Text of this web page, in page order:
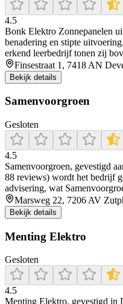
4.5
Bonk Elektro Zonnepanelen
benadering en stipte
erkend leerbedrijf tonen zij
Finsestraat 1, 7418 AN
Bekijk details
Samenvoorgroen
Gesloten
4.5
Samenvoorgroen, gevestigd
88 reviews) wordt het bedrijf
advisering, wat
Marsweg 22, 7206 AV
Bekijk details
Menting Elektro
Gesloten
4.5
Menting Elektro, gevestigd in